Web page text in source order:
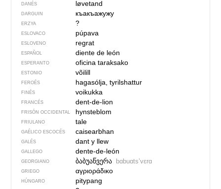
DANÉS løvetand
DARGUIN къакъажужу
ERZYA ?
ESLOVACO púpava
ESLOVENO regrat
ESPAÑOL diente de león
ESPERANTO oficina taraksako
ESTONIO võilill
FEROÉS hagasólja, tyrilshattur
FINÉS voikukka
FRANCÉS dent-de-lion
FRISÓN OCCIDENTAL hynsteblom
FRIULANO tale
GAÉLICO ESCOCÉS caisearbhan
GALÉS dant y llew
GALLEGO dente-de-león
GEORGIANO ბაბუაწვერა bɑbuɑtsʼvɛrɑ
GRIEGO αγριοράδικο
HÚNGARO pitypang